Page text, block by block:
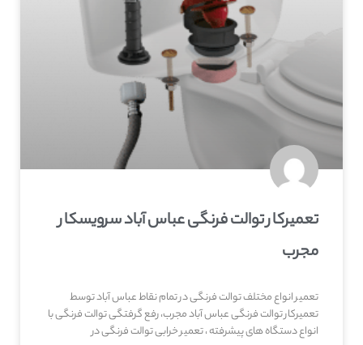
تعمیرکار توالت فرنگی عباس آباد سرویسکار
مجرب
تعمیر انواع مختلف توالت فرنگی در تمام نقاط عباس آباد توسط
تعمیرکار توالت فرنگی عباس آباد مجرب، رفع گرفتگی توالت فرنگی با
انواع دستگاه های پیشرفته ، تعمیر خرابی توالت فرنگی در